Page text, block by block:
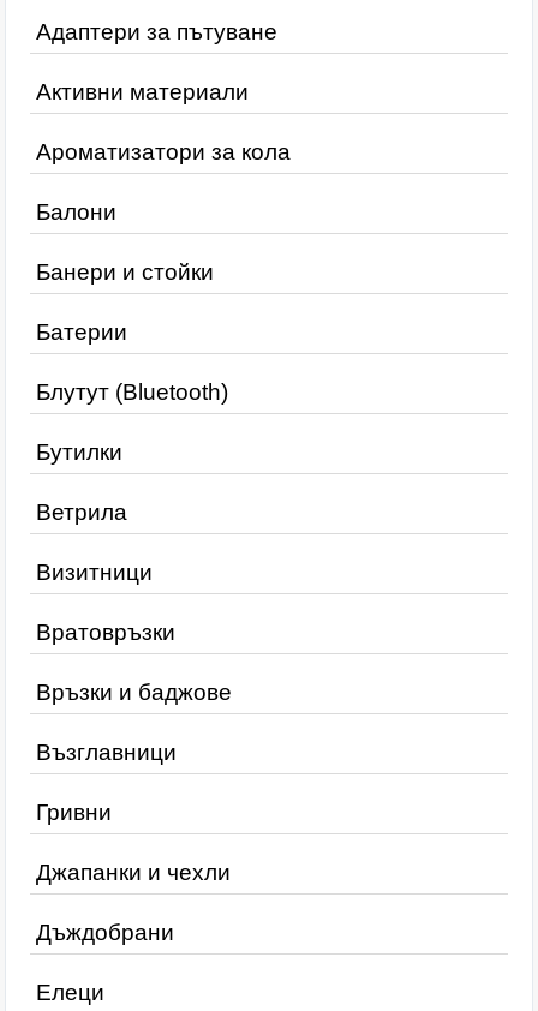
Адаптери за пътуване
Активни материали
Ароматизатори за кола
Балони
Банери и стойки
Батерии
Блутут (Bluetooth)
Бутилки
Ветрила
Визитници
Вратовръзки
Връзки и баджове
Възглавници
Гривни
Джапанки и чехли
Дъждобрани
Елеци